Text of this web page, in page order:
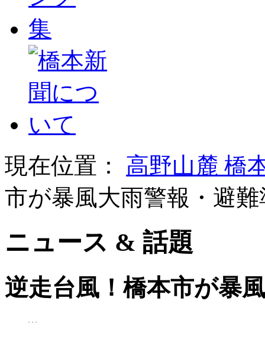
現在位置： 高野山麓 橋
市が暴風大雨警報・避
ニュース & 話題
逆走台風！橋本市が暴